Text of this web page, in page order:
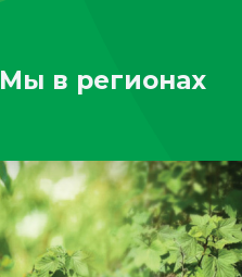
Мы в регионах